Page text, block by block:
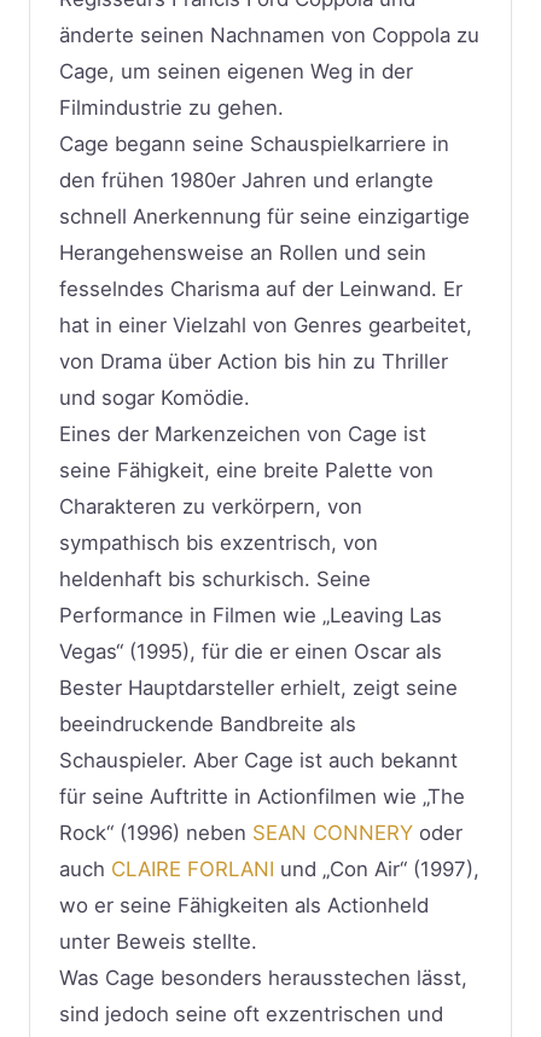
änderte seinen Nachnamen von Coppola zu
Cage, um seinen eigenen Weg in der
Filmindustrie zu gehen.
Cage begann seine Schauspielkarriere in
den frühen 1980er Jahren und erlangte
schnell Anerkennung für seine einzigartige
Herangehensweise an Rollen und sein
fesselndes Charisma auf der Leinwand. Er
hat in einer Vielzahl von Genres gearbeitet,
von Drama über Action bis hin zu Thriller
und sogar Komödie.
Eines der Markenzeichen von Cage ist
seine Fähigkeit, eine breite Palette von
Charakteren zu verkörpern, von
sympathisch bis exzentrisch, von
heldenhaft bis schurkisch. Seine
Performance in Filmen wie „Leaving Las
Vegas“ (1995), für die er einen Oscar als
Bester Hauptdarsteller erhielt, zeigt seine
beeindruckende Bandbreite als
Schauspieler. Aber Cage ist auch bekannt
für seine Auftritte in Actionfilmen wie „The
Rock“ (1996) neben SEAN CONNERY oder
auch CLAIRE FORLANI und „Con Air“ (1997),
wo er seine Fähigkeiten als Actionheld
unter Beweis stellte.
Was Cage besonders herausstechen lässt,
sind jedoch seine oft exzentrischen und